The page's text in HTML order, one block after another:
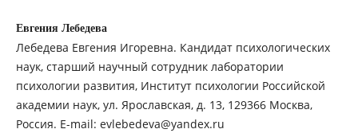
Евгения Лебедева
Лебедева Евгения Игоревна. Кандидат психологических
наук, старший научный сотрудник лаборатории
психологии развития, Институт психологии Российской
академии наук, ул. Ярославская, д. 13, 129366 Москва,
Россия. E-mail: evlebedeva@yandex.ru